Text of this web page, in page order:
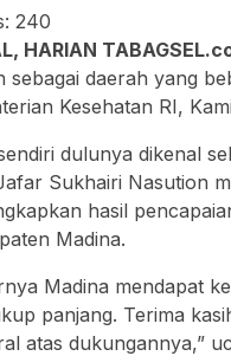
240
HARIAN
sebagai daerah yang
Kesehatan RI,
dulunya dikenal
Sukhairi Nasution
hasil
Madina.
Madina mendapat
panjang. Terima
atas dukungannya,”